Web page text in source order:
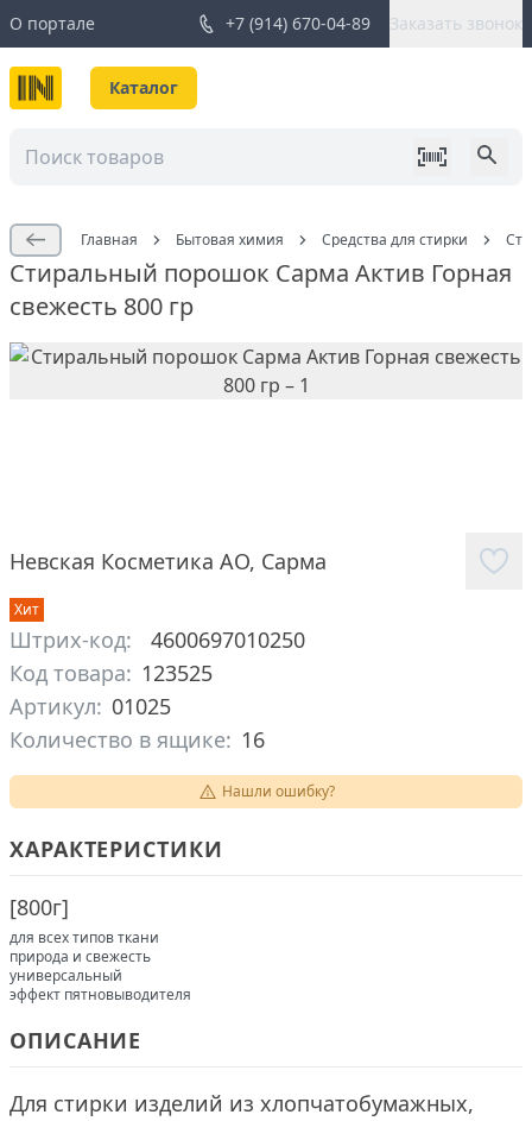
О портале +7 (914) 670-04-89 Заказать звонок
Каталог
Главная Бытовая химия Средства для стирки
Стиральный порошок Сарма Актив Горная
свежесть 800 гр
Невская Косметика АО, Сарма
Хит
Штрих-код:
4600697010250
Код товара: 123525
Артикул: 01025
Количество в ящике: 16
Нашли ошибку?
ХАРАКТЕРИСТИКИ
[800г]
для всех типов ткани
природа и свежесть
универсальный
эффект пятновыводителя
ОПИСАНИЕ
Для стирки изделий из хлопчатобумажных,